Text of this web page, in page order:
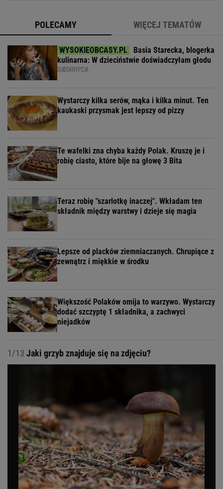
POLECAMY WIĘCEJ TEMATÓW
Basia Starecka, blogerka
kulinarna: W dzieciństwie doświadczyłam głodu
SUBSKRYPCJA
Wystarczy kilka serów, mąka i kilka minut. Ten
kaukaski przysmak jest lepszy od pizzy
Te wafelki zna chyba każdy Polak. Kruszę je i
robię ciasto, które bije na głowę 3 Bita
Teraz robię "szarlotkę inaczej". Wkładam ten
składnik między warstwy i dzieje się magia
Lepsze od placków ziemniaczanych. Chrupiące z
zewnątrz i miękkie w środku
Większość Polaków omija to warzywo. Wystarczy
dodać szczyptę 1 składnika, a zachwyci
niejadków
1/13 Jaki grzyb znajduje się na zdjęciu?